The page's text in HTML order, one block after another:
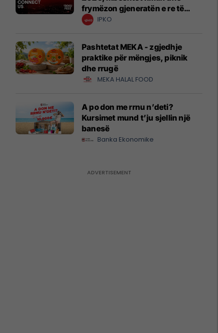
frymëzon gjeneratën e re të
krijuesve
IPKO
Pashtetat MEKA - zgjedhje
praktike për mëngjes, piknik
dhe rrugë
MEKA HALAL FOOD
A po don me rrnu n’deti?
Kursimet mund t’ju sjellin një
banesë
Banka Ekonomike